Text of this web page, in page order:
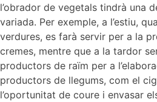
l’obrador de vegetals tindrà una
variada. Per exemple, a l’estiu,
verdures, es farà servir per a la
cremes, mentre que a la tardor
productors de raïm per a
productors de llegums, com el
l’oportunitat de coure i envasar